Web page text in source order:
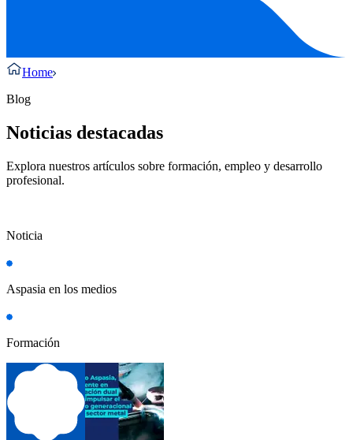
Home
Blog
Noticias destacadas
Explora nuestros artículos sobre formación, empleo y desarrollo
profesional.
Noticia
Aspasia en los medios
Formación